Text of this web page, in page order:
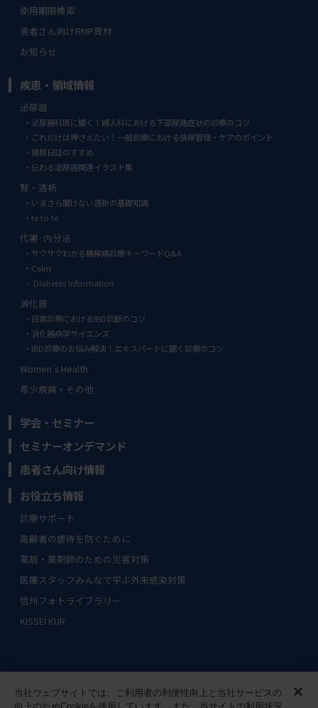
使用期限検索
患者さん向けRMP資材
お知らせ
疾患・領域情報
泌尿器
泌尿器科医に聞く！婦人科における下部尿路症状の診療のコツ
これだけは押さえたい！一般診療における排尿管理・ケアのポイント
排尿日誌のすすめ
伝わる泌尿器関連イラスト集
腎・透析
いまさら聞けない透析の基礎知識
te to te
代謝·内分泌
サクサクわかる糖尿病診療キーワードQ&A
Calm
Diabetes Information
消化器
日常診療におけるIBD診断のコツ
消化器病学サイエンス
IBD診療のお悩み解決！エキスパートに聞く診療のコツ
Women's Health
希少疾病・その他
学会・セミナー
セミナーオンデマンド
患者さん向け情報
お役立ち情報
診療サポート
高齢者の虐待を防ぐために
薬局・薬剤師のための災害対策
医療スタッフみんなで学ぶ外来感染対策
信州フォトライブラリー
KISSEI KUR
サイトマップ ご利用条件
当社ウェブサイトでは、ご利用者の利便性向上と当社サービスの